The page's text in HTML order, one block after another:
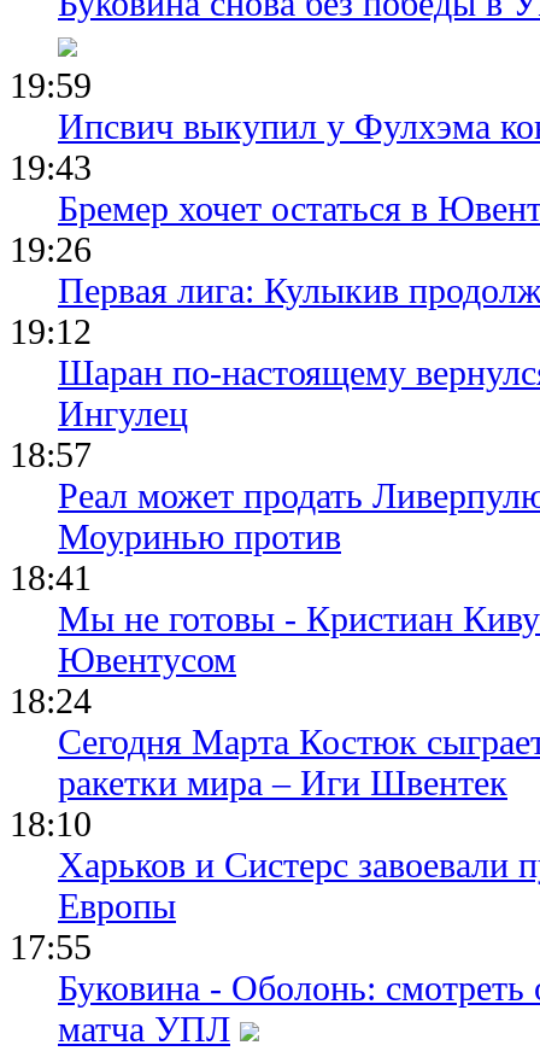
19:59
Ипсвич выкупил у Фулхэма
19:43
Бремер хочет остаться в
19:26
Первая лига: Кулыкив
19:12
Шаран по-настоящему
Ингулец
18:57
Реал может продать
Моуринью против
18:41
Мы не готовы - Кристиан
Ювентусом
18:24
Сегодня Марта Костюк
ракетки мира – Иги Швентек
18:10
Харьков и Систерс завоевали
Европы
17:55
Буковина - Оболонь:
матча УПЛ